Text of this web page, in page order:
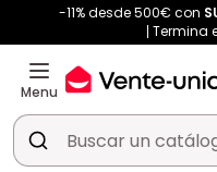
-11% desde 500€ con
Termina
Menu